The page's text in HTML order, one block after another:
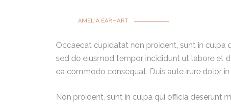
AMELIA EARHART
Occaecat cupidatat non proident, sunt in culpa
sed do eiusmod tempor incididunt ut labore et
ea commodo consequat. Duis aute irure dolor
Non proident, sunt in culpa qui officia deserunt